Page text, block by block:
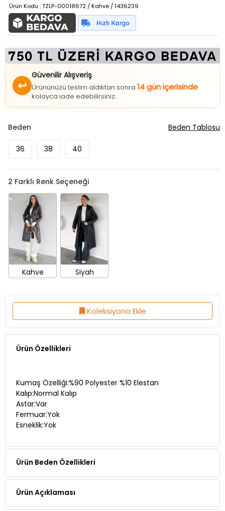
Ürün Kodu : TZLP-00018672 / Kahve / 1436239
↩
Güvenilir Alışveriş
Ürününüzü teslim aldıktan sonra 14 gün içerisinde
kolayca iade edebilirsiniz.
Beden
36 38 40
Beden Tablosu
2 Farklı Renk Seçeneği
Kahve Siyah
Koleksiyona Ekle
Ürün Özellikleri
Kumaş Özelliği:%90 Polyester %10 Elestan
Kalıp:Normal Kalıp
Astar:Var
Fermuar:Yok
Esneklik:Yok
Ürün Beden Özellikleri
Ürün Açıklaması